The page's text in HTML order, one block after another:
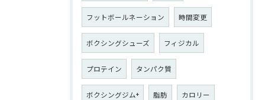
フットボールネーション 時間変更
ボクシングシューズ フィジカル
プロテイン タンパク質
ボクシングジム+ 脂肪 カロリー